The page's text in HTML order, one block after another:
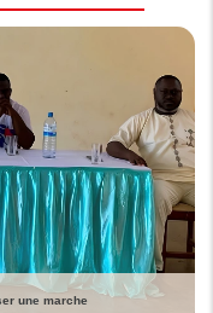
une marche